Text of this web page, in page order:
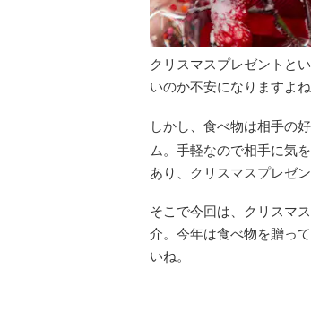
クリスマスプレゼントと
いのか不安になりますよね
しかし、食べ物は相手の
ム。手軽なので相手に気
あり、クリスマスプレゼ
そこで今回は、クリスマ
介。今年は食べ物を贈っ
いね。